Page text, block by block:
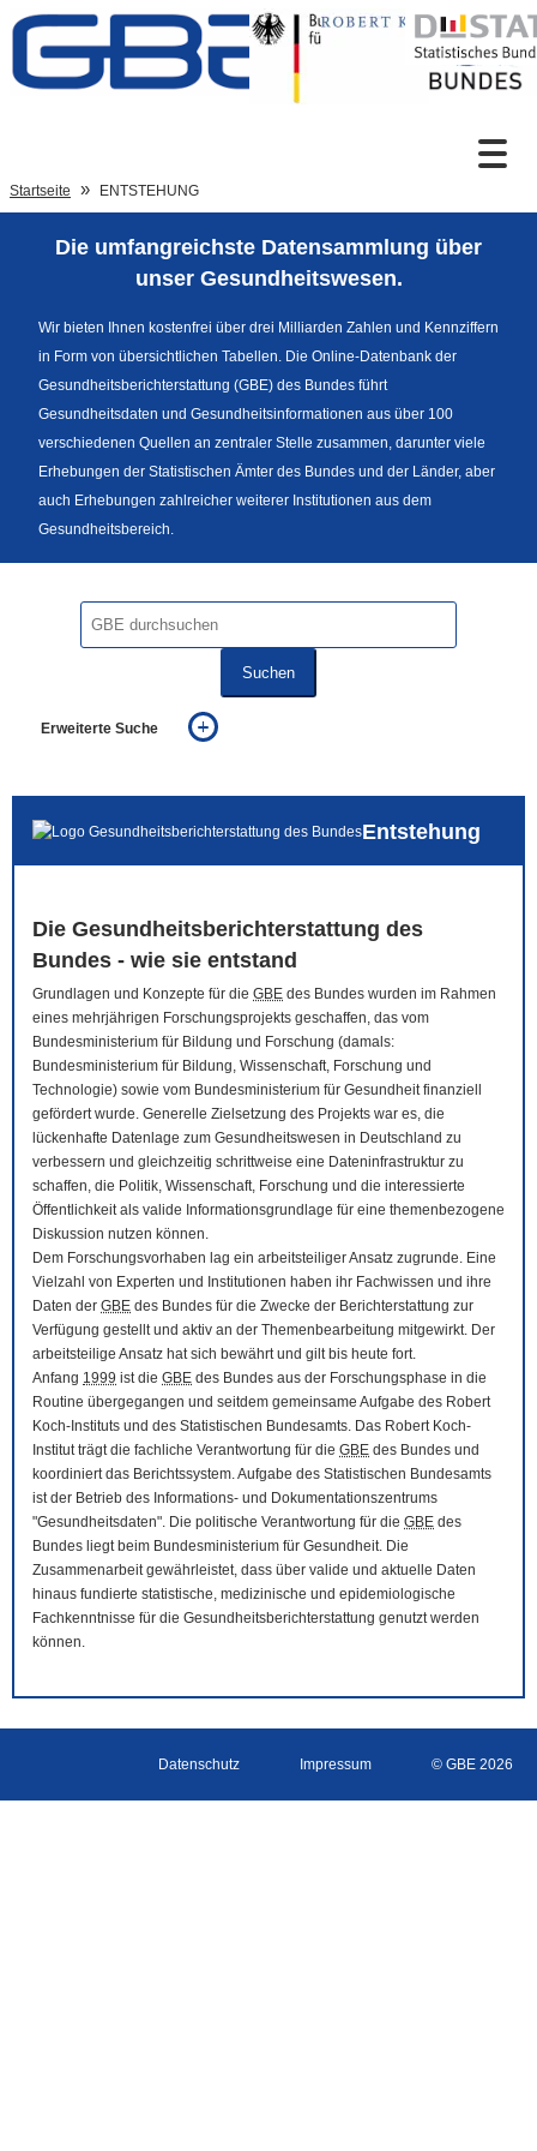
Zum Inhalt
Sprachumschaltung
Fußzeile
Startseite ENTSTEHUNG
Die umfangreichste Datensammlung über
unser Gesundheitswesen.
Wir bieten Ihnen kostenfrei über drei Milliarden Zahlen und Kennziffern
in Form von übersichtlichen Tabellen. Die Online-Datenbank der
Gesundheitsberichterstattung (GBE) des Bundes führt
Gesundheitsdaten und Gesundheitsinformationen aus über 100
verschiedenen Quellen an zentraler Stelle zusammen, darunter viele
Erhebungen der Statistischen Ämter des Bundes und der Länder, aber
auch Erhebungen zahlreicher weiterer Institutionen aus dem
Gesundheitsbereich.
Suchen
Erweiterte Suche
auch in allen Texten suchen (Volltextsuche)
Entstehung
Die Gesundheitsberichterstattung des
Bundes - wie sie entstand
Grundlagen und Konzepte für die GBE des Bundes wurden im Rahmen
eines mehrjährigen Forschungsprojekts geschaffen, das vom
Bundesministerium für Bildung und Forschung (damals:
Bundesministerium für Bildung, Wissenschaft, Forschung und
Technologie) sowie vom Bundesministerium für Gesundheit finanziell
gefördert wurde. Generelle Zielsetzung des Projekts war es, die
lückenhafte Datenlage zum Gesundheitswesen in Deutschland zu
verbessern und gleichzeitig schrittweise eine Dateninfrastruktur zu
schaffen, die Politik, Wissenschaft, Forschung und die interessierte
Öffentlichkeit als valide Informationsgrundlage für eine themenbezogene
Diskussion nutzen können.
Dem Forschungsvorhaben lag ein arbeitsteiliger Ansatz zugrunde. Eine
Vielzahl von Experten und Institutionen haben ihr Fachwissen und ihre
Daten der GBE des Bundes für die Zwecke der Berichterstattung zur
Verfügung gestellt und aktiv an der Themenbearbeitung mitgewirkt. Der
arbeitsteilige Ansatz hat sich bewährt und gilt bis heute fort.
Anfang 1999 ist die GBE des Bundes aus der Forschungsphase in die
Routine übergegangen und seitdem gemeinsame Aufgabe des Robert
Koch-Instituts und des Statistischen Bundesamts. Das Robert Koch-
Institut trägt die fachliche Verantwortung für die GBE des Bundes und
koordiniert das Berichtssystem. Aufgabe des Statistischen Bundesamts
ist der Betrieb des Informations- und Dokumentationszentrums
"Gesundheitsdaten". Die politische Verantwortung für die GBE des
Bundes liegt beim Bundesministerium für Gesundheit. Die
Zusammenarbeit gewährleistet, dass über valide und aktuelle Daten
hinaus fundierte statistische, medizinische und epidemiologische
Fachkenntnisse für die Gesundheitsberichterstattung genutzt werden
können.
Datenschutz Impressum © GBE 2026